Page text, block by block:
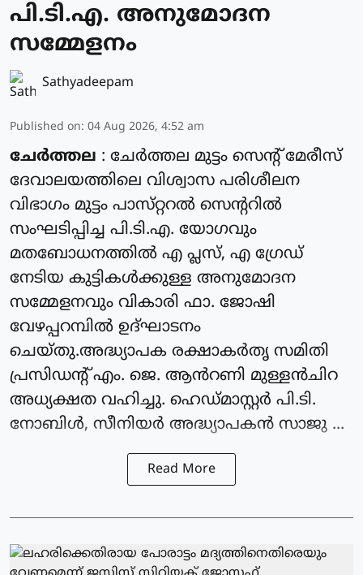
പി.ടി.എ. അനുമോദന
സമ്മേളനം
Sathyadeepam
Published on: 04 Aug 2026, 4:52 am
ചേർത്തല : ചേർത്തല മുട്ടം സെൻ്റ് മേരീസ്
ദേവാലയത്തിലെ വിശ്വാസ പരിശീലന
വിഭാഗം മുട്ടം പാസ്‌റ്ററൽ സെന്ററിൽ
സംഘടിപ്പിച്ച പി.ടി.എ. യോഗവും
മതബോധനത്തിൽ എ പ്ലസ്, എ ഗ്രേഡ്
നേടിയ കുട്ടികൾക്കുള്ള അനുമോദന
സമ്മേളനവും വികാരി ഫാ. ജോഷി
വേഴപ്പറമ്പിൽ ഉദ്ഘാടനം
ചെയ്തു.അദ്ധ്യാപക രക്ഷാകർതൃ സമിതി
പ്രസിഡന്റ്‌ എം. ജെ. ആൻറണി മുള്ളൻചിറ
അധ്യക്ഷത വഹിച്ചു. ഹെഡ്മാസ്റ്റർ പി.ടി.
നോബിൾ, സീനിയർ അദ്ധ്യാപകൻ സാജു ...
Read More